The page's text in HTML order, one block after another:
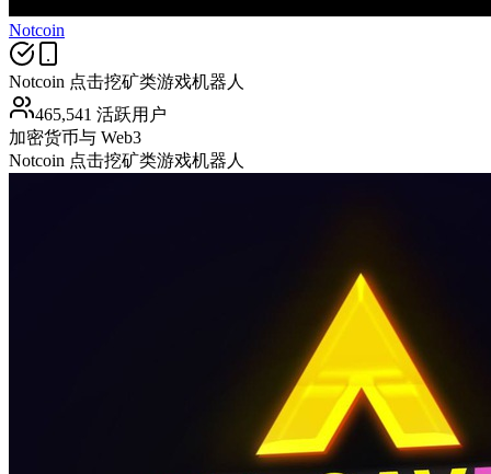
Notcoin
Notcoin 点击挖矿类游戏机器人
465,541 活跃用户
加密货币与 Web3
Notcoin 点击挖矿类游戏机器人